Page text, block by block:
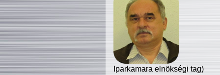
Iparkamara elnökségi tag)